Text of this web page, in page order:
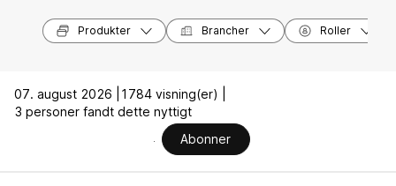
Produkter Brancher Roller
07. august 2026 |
1784 visning(er) |
3 personer fandt dette nyttigt
Abonner